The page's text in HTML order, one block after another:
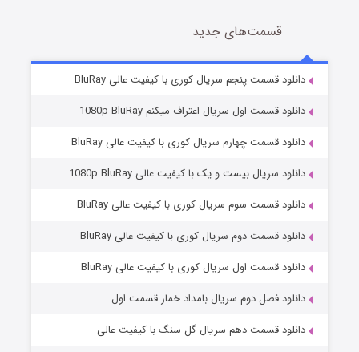
سریال زشت
قسمت2 (زیرنویس) منتشر شد
مردگان متحرک: شهر مرده ۳
قسمت2 (زیرنویس) منتشر شد
قسمت‌های جدید
دانلود قسمت پنجم سریال کوری با کیفیت عالی BluRay
دانلود قسمت اول سریال اعتراف میکنم 1080p BluRay
دانلود قسمت چهارم سریال کوری با کیفیت عالی BluRay
دانلود سریال بیست و یک با کیفیت عالی 1080p BluRay
دانلود قسمت سوم سریال کوری با کیفیت عالی BluRay
دانلود قسمت دوم سریال کوری با کیفیت عالی BluRay
دانلود قسمت اول سریال کوری با کیفیت عالی BluRay
دانلود فصل دوم سریال بامداد خمار قسمت اول
دانلود قسمت دهم سریال گل سنگ با کیفیت عالی